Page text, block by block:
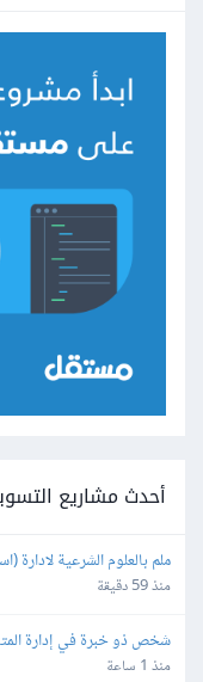
أحدث مشاريع
ملم بالعلوم الشرعية
منذ 59 دقيقة
شخص ذو خبرة في إدارة
منذ 1 ساعة